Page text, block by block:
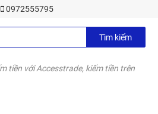
0972555795
Tìm kiếm
tiền với Accesstrade, kiếm tiền trên